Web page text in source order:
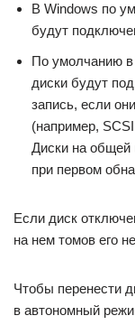
В Windows по
будут
По умолчанию
диски будут
запись, если
(например,
Диски на общей
при первом
Если диск
на нем томов его
Чтобы перенести
в автономный